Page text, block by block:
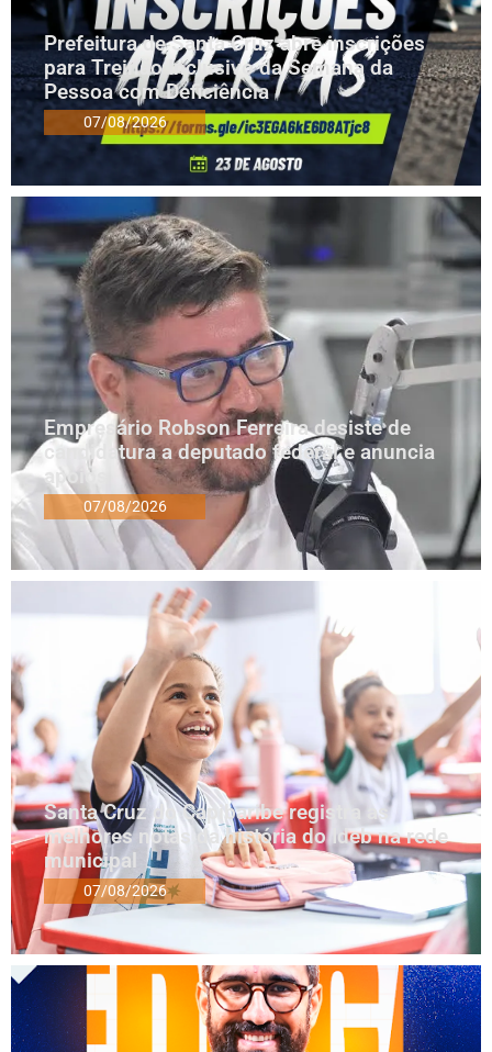
Prefeitura de Santa Cruz abre inscrições
para Treinão Inclusivo da Semana da
Pessoa com Deficiência
07/08/2026
Empresário Robson Ferreira desiste de
candidatura a deputado federal e anuncia
apoios
07/08/2026
Santa Cruz do Capibaribe registra as
melhores notas da história do Ideb na rede
municipal
07/08/2026